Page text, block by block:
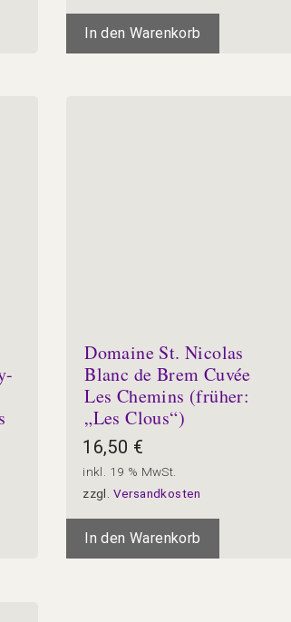
In den Warenkorb
Domaine St. Nicolas
Blanc de Brem Cuvée
Les Chemins (früher:
„Les Clous“)
16,50 €
inkl. 19 % MwSt.
zzgl. Versandkosten
In den Warenkorb